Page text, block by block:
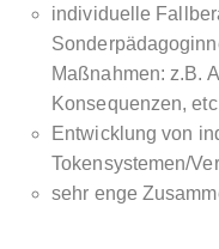
individuelle
Maßnahmen: z.B.
Konsequenzen,
Entwicklung von
Tokensystemen/
sehr enge